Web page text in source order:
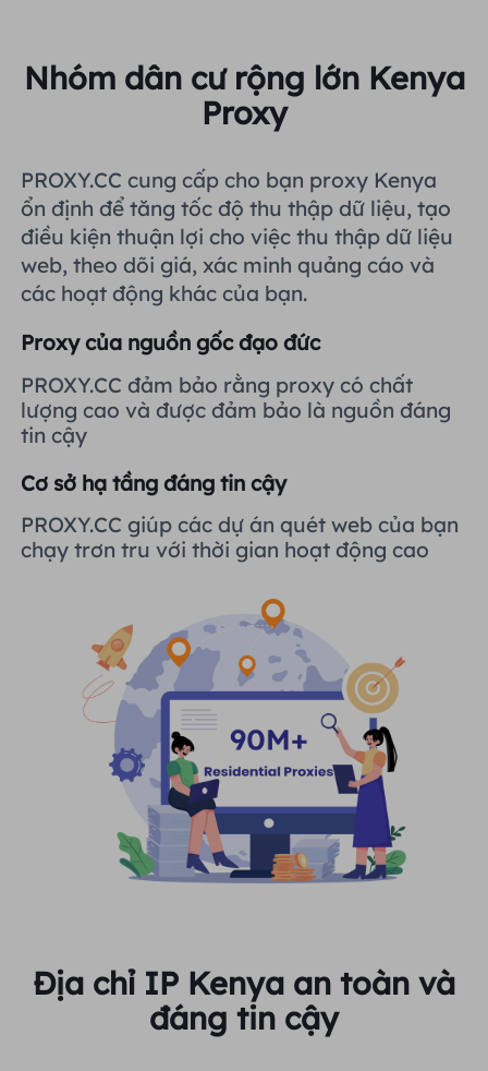
ĐỊA ĐIỂM
Vương quốc Anh
Brazil
Nga
Tích hợp thêm
Cách bật lại quyền thông
báo trang web
Tích hợp thêm
Deutsch
Русский
हिंदी
Nhóm dân cư rộng lớn Kenya
Proxy
PROXY.CC cung cấp cho bạn proxy Kenya
ổn định để tăng tốc độ thu thập dữ liệu, tạo
điều kiện thuận lợi cho việc thu thập dữ liệu
web, theo dõi giá, xác minh quảng cáo và
các hoạt động khác của bạn.
Proxy của nguồn gốc đạo đức
PROXY.CC đảm bảo rằng proxy có chất
lượng cao và được đảm bảo là nguồn đáng
tin cậy
Cơ sở hạ tầng đáng tin cậy
PROXY.CC giúp các dự án quét web của bạn
chạy trơn tru với thời gian hoạt động cao
Địa chỉ IP Kenya an toàn và
đáng tin cậy